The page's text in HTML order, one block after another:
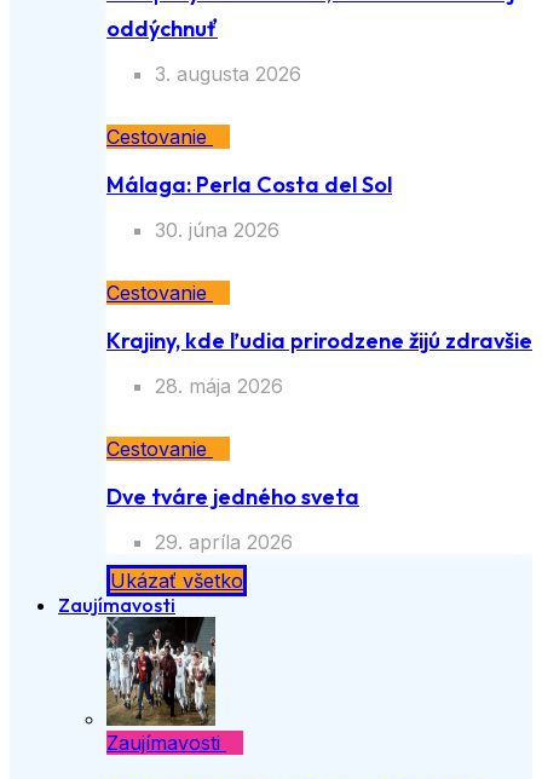
oddýchnuť
3. augusta 2026
Cestovanie
Málaga: Perla Costa del Sol
30. júna 2026
Cestovanie
Krajiny, kde ľudia prirodzene žijú zdravšie
28. mája 2026
Cestovanie
Dve tváre jedného sveta
29. apríla 2026
Ukázať všetko
Zaujímavosti
Zaujímavosti